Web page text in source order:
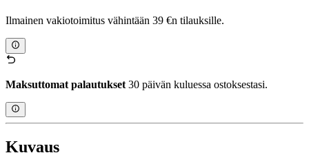
Ilmainen vakiotoimitus vähintään 39 €n tilauksille.
Maksuttomat palautukset 30 päivän kuluessa ostoksestasi.
Kuvaus